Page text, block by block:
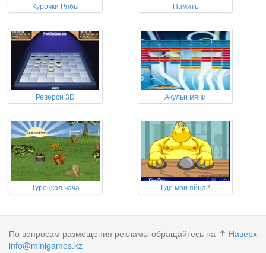
Курочки Рябы Память
Реверси 3D Акульи мячи
Турецкая чача Где мои яйца?
Наверх
По вопросам размещения рекламы обращайтесь на
info@minigames.kz